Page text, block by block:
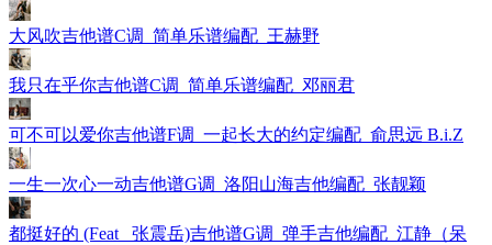
大风吹吉他谱C调_简单乐谱编配_王赫野
我只在乎你吉他谱C调_简单乐谱编配_邓丽君
可不可以爱你吉他谱F调_一起长大的约定编配_俞思远 B.i.Z
一生一次心一动吉他谱G调_洛阳山海吉他编配_张靓颖
都挺好的 (Feat_ 张震岳)吉他谱G调_弹手吉他编配_江静（呆